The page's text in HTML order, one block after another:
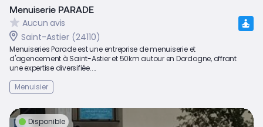
Menuiserie PARADE
Aucun avis
Saint-Astier (24110)
Menuiseries Parade est une entreprise de menuiserie et
d'agencement à Saint-Astier et 50km autour en Dordogne, offrant
une expertise diversifiée....
Menuisier
Disponible